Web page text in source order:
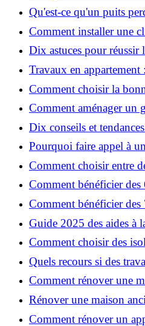
Qu'est-ce qu'un puits
Comment installer une
coût, étapes et conseils ?
Dix astuces pour réussir
appartement
Travaux en appartement
et bonnes pratiques
Comment choisir la
décoration et éviter les
Comment aménager un
combles en espace
Dix conseils et
de la maison
Pourquoi faire appel à
pour garantir la sécurité
Comment choisir entre
permis de construire
Comment bénéficier
énergétique à Grenoble ?
Comment bénéficier des
rénovation énergétique à
Guide 2025 des aides à
Voiron :
Comment choisir des
rénovation écologique ?
Quels recours si des
Comment rénover une
coûts et conseils ?
Rénover une maison
étapes, budget et astuces
Comment rénover un